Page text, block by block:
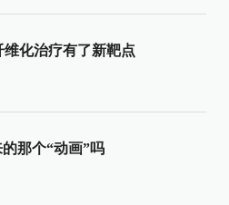
化治疗有了新靶点
那个“动画”吗